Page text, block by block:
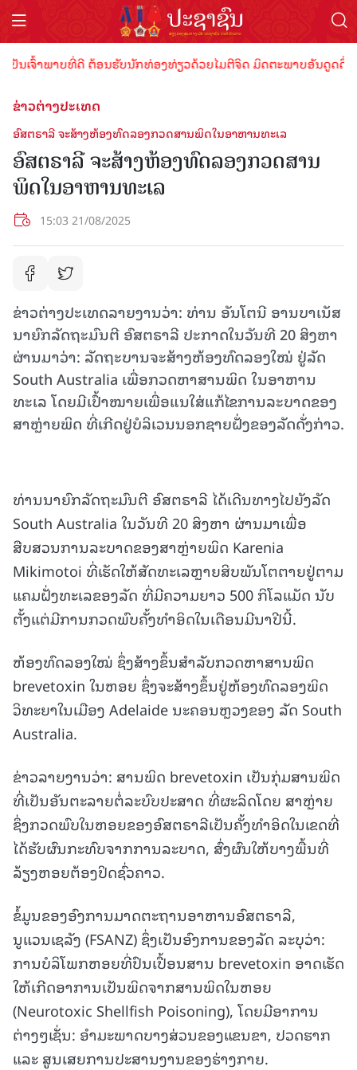
ເຈົ້າພາບທີ່ດີ ຕ້ອນຮັບນັກທ່ອງທ່ຽວດ້ວຍໄມຕີຈິດ ມິດຕະພາບອັນດູດດື່ມ !
ຂ່າວຕ່າງປະເທດ
ອົສຕຣາລີ ຈະສ້າງຫ້ອງທົດລອງກວດສານພິດໃນອາຫານທະເລ
ອົສຕຣາລີ ຈະສ້າງຫ້ອງທົດລອງກວດສານ
ພິດໃນອາຫານທະເລ
15:03 21/08/2025
ຂ່າວຕ່າງປະເທດລາຍງານວ່າ: ທ່ານ ອັນໂຕນີ ອານບາເນັສ
ນາຍົກລັດຖະມົນຕີ ອົສຕຣາລີ ປະກາດໃນວັນທີ 20 ສິງຫາ
ຜ່ານມາວ່າ: ລັດຖະບານຈະສ້າງຫ້ອງທົດລອງໃໝ່ ຢູ່ລັດ
South Australia ເພື່ອກວດຫາສານພິດ ໃນອາຫານ
ທະເລ ໂດຍມີເປົ້າໝາຍເພື່ອແນໃສ່ແກ້ໄຂການລະບາດຂອງ
ສາຫຼ່າຍພິດ ທີ່ເກີດຢູ່ບໍລິເວນນອກຊາຍຝັ່ງຂອງລັດດັ່ງກ່າວ.
ທ່ານນາຍົກລັດຖະມົນຕີ ອົສຕຣາລີ ໄດ້ເດີນທາງໄປຍັງລັດ
South Australia ໃນວັນທີ 20 ສິງຫາ ຜ່ານມາເພື່ອ
ສືບສວນການລະບາດຂອງສາຫຼ່າຍພິດ Karenia
Mikimotoi ທີ່ເຮັດໃຫ້ສັດທະເລຫຼາຍສິບພັນໂຕຕາຍຢູ່ຕາມ
ແຄມຝັ່ງທະເລຂອງລັດ ທີ່ມີຄວາມຍາວ 500 ກິໂລແມັດ ນັບ
ຕັ້ງແຕ່ມີການກວດພົບຄັ້ງທຳອິດໃນເດືອນມີນາປີນີ້.
ຫ້ອງທົດລອງໃໝ່ ຊຶ່ງສ້າງຂຶ້ນສຳລັບກວດຫາສານພິດ
brevetoxin ໃນຫອຍ ຊຶ່ງຈະສ້າງຂຶ້ນຢູ່ຫ້ອງທົດລອງພິດ
ວິທະຍາໃນເມືອງ Adelaide ນະຄອນຫຼວງຂອງ ລັດ South
Australia.
ຂ່າວລາຍງານວ່າ: ສານພິດ brevetoxin ເປັນກຸ່ມສານພິດ
ທີ່ເປັນອັນຕະລາຍຕໍ່ລະບົບປະສາດ ທີ່ຜະລິດໂດຍ ສາຫຼ່າຍ
ຊຶ່ງກວດພົບໃນຫອຍຂອງອົສຕຣາລີເປັນຄັ້ງທໍາອິດໃນເຂດທີ່
ໄດ້ຮັບຜົນກະທົບຈາກການລະບາດ, ສົ່ງຜົນໃຫ້ບາງພື້ນທີ່
ລ້ຽງຫອຍຕ້ອງປິດຊົ່ວຄາວ.
ຂໍ້ມູນຂອງອົງການມາດຕະຖານອາຫານອົສຕຣາລີ,
ນູແວນເຊລັງ (FSANZ) ຊຶ່ງເປັນອົງການຂອງລັດ ລະບຸວ່າ:
ການບໍລິໂພກຫອຍທີ່ປົນເປື້ອນສານ brevetoxin ອາດເຮັດ
ໃຫ້ເກີດອາການເປັນພິດຈາກສານພິດໃນຫອຍ
(Neurotoxic Shellfish Poisoning), ໂດຍມີອາການ
ຕ່າງໆເຊັ່ນ: ອໍາມະພາດບາງສ່ວນຂອງແຂນຂາ, ປວດຮາກ
ແລະ ສູນເສຍການປະສານງານຂອງຮ່າງກາຍ.